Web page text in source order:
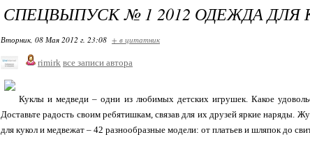
СПЕЦВЫПУСК № 1 2012 ОДЕЖДА ДЛЯ
Вторник, 08 Мая 2012 г. 23:08 + в цитатник
rimirk все записи автора
Куклы и медведи – одни из любимых детских игрушек. Какое
Доставьте радость своим ребятишкам, связав для их друзей яркие наряды.
для кукол и медвежат – 42 разнообразные модели: от платьев и шляпок до